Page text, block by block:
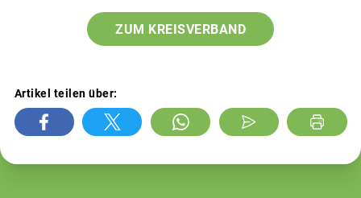
ZUM KREISVERBAND
Artikel teilen über: